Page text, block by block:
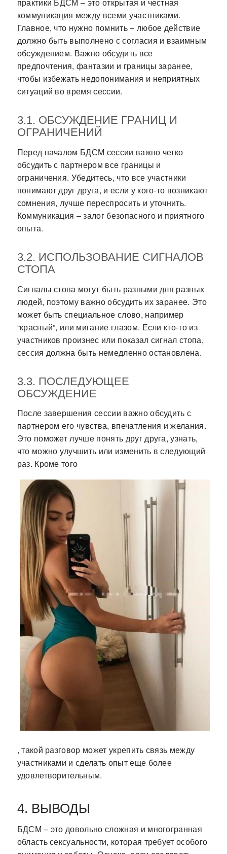
практики БДСМ – это открытая и честная
коммуникация между всеми участниками.
Главное, что нужно помнить – любое действие
должно быть выполнено с согласия и взаимным
обсуждением. Важно обсудить все
предпочтения, фантазии и границы заранее,
чтобы избежать недопонимания и неприятных
ситуаций во время сессии.
3.1. ОБСУЖДЕНИЕ ГРАНИЦ И
ОГРАНИЧЕНИЙ
Перед началом БДСМ сессии важно четко
обсудить с партнером все границы и
ограничения. Убедитесь, что все участники
понимают друг друга, и если у кого-то возникают
сомнения, лучше переспросить и уточнить.
Коммуникация – залог безопасного и приятного
опыта.
3.2. ИСПОЛЬЗОВАНИЕ СИГНАЛОВ
СТОПА
Сигналы стопа могут быть разными для разных
людей, поэтому важно обсудить их заранее. Это
может быть специальное слово, например
“красный”, или мигание глазом. Если кто-то из
участников произнес или показал сигнал стопа,
сессия должна быть немедленно остановлена.
3.3. ПОСЛЕДУЮЩЕЕ
ОБСУЖДЕНИЕ
После завершения сессии важно обсудить с
партнером его чувства, впечатления и желания.
Это поможет лучше понять друг друга, узнать,
что можно улучшить или изменить в следующий
раз. Кроме того
, такой разговор может укрепить связь между
участниками и сделать опыт еще более
удовлетворительным.
4. ВЫВОДЫ
БДСМ – это довольно сложная и многогранная
область сексуальности, которая требует особого